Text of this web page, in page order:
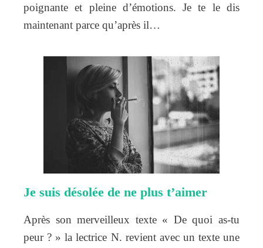
poignante et pleine d’émotions. Je te le dis
maintenant parce qu’après il…
Je suis désolée de ne plus t’aimer
Après son merveilleux texte « De quoi as-tu
peur ? » la lectrice N. revient avec un texte une